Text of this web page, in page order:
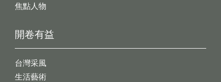
開卷有益
台灣采風
生活藝術
焦點人物